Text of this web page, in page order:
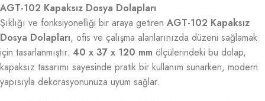
AGT-102 Kapaksız Dosya Dolapları
Şıklığı ve fonksiyonelliği bir araya getiren AGT-102 Kapaksız
Dosya Dolapları, ofis ve çalışma alanlarınızda düzeni sağlamak
için tasarlanmıştır. 40 x 37 x 120 mm ölçülerindeki bu dolap,
kapaksız tasarımı sayesinde pratik bir kullanım sunarken, modern
yapısıyla dekorasyonunuza uyum sağlar.